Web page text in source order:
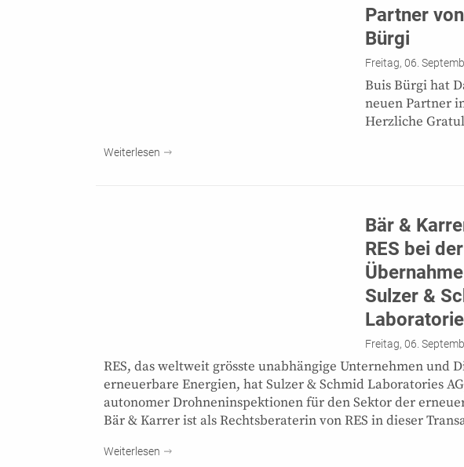
Partner
Bürgi
Freitag, 06.
Buis Bürgi hat
neuen Partner
Herzliche
Weiterlesen
Bär &
RES bei der
Sulzer &
Freitag, 06.
RES, das weltweit grösste unabhängige Unternehmen und
erneuerbare Energien, hat Sulzer & Schmid Laboratories
autonomer Drohneninspektionen für den Sektor der
Bär & Karrer ist als Rechtsberaterin von RES in dieser
Weiterlesen